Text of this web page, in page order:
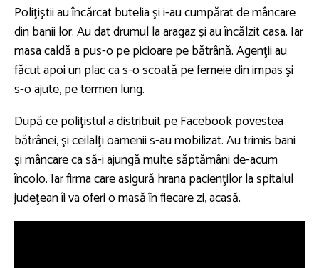
Poliţiştii au încărcat butelia şi i-au cumpărat de mâncare
din banii lor. Au dat drumul la aragaz şi au încălzit casa. Iar
masa caldă a pus-o pe picioare pe bătrână. Agenţii au
făcut apoi un plac ca s-o scoată pe femeie din impas şi
s-o ajute, pe termen lung.
După ce poliţistul a distribuit pe Facebook povestea
bătrânei, şi ceilalţi oamenii s-au mobilizat. Au trimis bani
şi mâncare ca să-i ajungă multe săptămâni de-acum
încolo. Iar firma care asigură hrana pacienţilor la spitalul
judeţean îi va oferi o masă în fiecare zi, acasă.